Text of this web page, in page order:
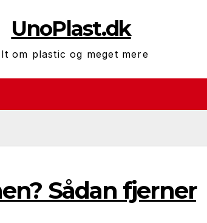
UnoPlast.dk
om plastic og meget mere
Sådan fjerner